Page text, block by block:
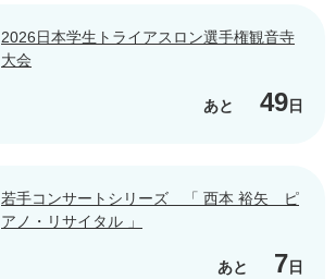
2026日本学生トライアスロン選手権観音寺
大会
あと 49日
若手コンサートシリーズ 「 西本 裕矢 ピ
アノ・リサイタル 」
あと 7日